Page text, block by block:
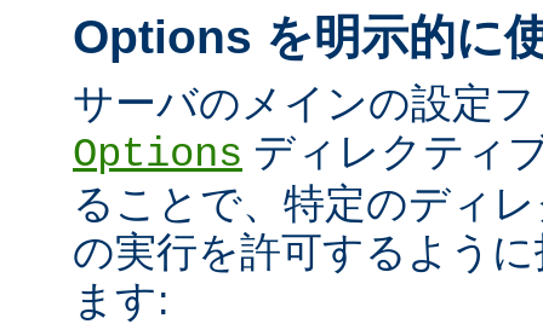
Options を明示的に
サーバのメインの設定
Options ディレクティ
ることで、特定のディ
の実行を許可するよう
ます: